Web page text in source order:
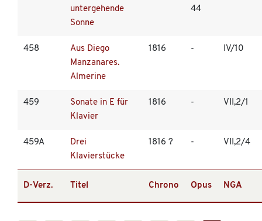
untergehende
Sonne
44
458
Aus Diego
Manzanares.
Almerine
1816 - IV/10
459
Sonate in E für
Klavier
1816 - VII,2/1
459A
Drei
Klavierstücke
1816 ? - VII,2/4
D-Verz. Titel Chrono Opus NGA